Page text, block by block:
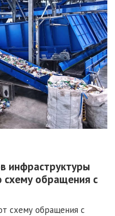
инфраструктуры
обращения с
схему обращения с